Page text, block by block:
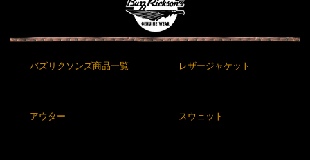
バズリクソンズ商品一覧 レザージャケット
アウター スウェット